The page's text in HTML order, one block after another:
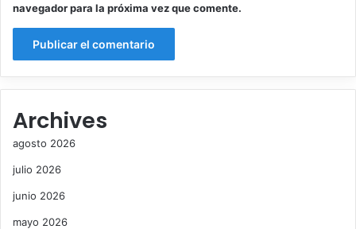
navegador para la próxima vez que comente.
Archives
agosto 2026
julio 2026
junio 2026
mayo 2026